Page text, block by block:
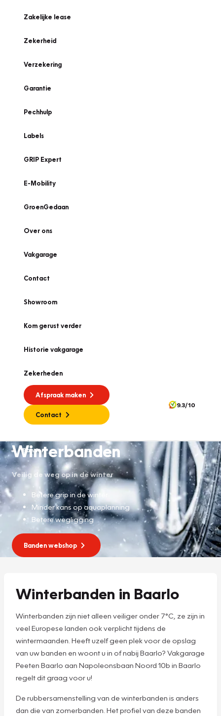
Zakelijke lease
Zekerheid
Verzekering
Garantie
Pechhulp
Labels
GRIP Expert
E-Mobility
GroenGedaan
Over ons
Vakgarage
Contact
Showroom
Kom gerust verder
Historie vakgarage
Zekerheden
Afspraak maken
Contact
9.3/10
Banden
Winterbanden
Veilig de weg op in de winter
Betere grip in de winter
Minder kans op aquaplanning
Betere wegligging
Banden webshop
Winterbanden in Baarlo
Winterbanden zijn niet alleen veiliger onder 7°C, ze zijn in
veel Europese landen ook verplicht tijdens de
wintermaanden. Heeft uzelf geen plek voor de opslag
van uw banden en woont u in of nabij Baarlo? Vakgarage
Peeten Baarlo aan Napoleonsbaan Noord 10b in Baarlo
regelt dit graag voor u!
De rubbersamenstelling van de winterbanden is anders
dan die van zomerbanden. Het profiel van deze banden